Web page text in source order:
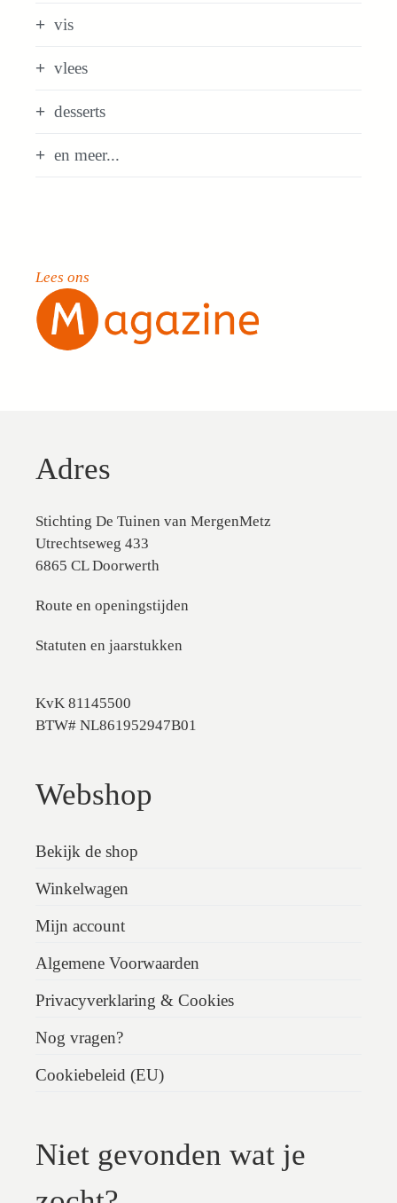
vis
vlees
desserts
en meer...
Lees ons
Adres
Stichting De Tuinen van MergenMetz
Utrechtseweg 433
6865 CL Doorwerth
Route en openingstijden
Statuten en jaarstukken
KvK 81145500
BTW# NL861952947B01
Webshop
Bekijk de shop
Winkelwagen
Mijn account
Algemene Voorwaarden
Privacyverklaring & Cookies
Nog vragen?
Cookiebeleid (EU)
Niet gevonden wat je